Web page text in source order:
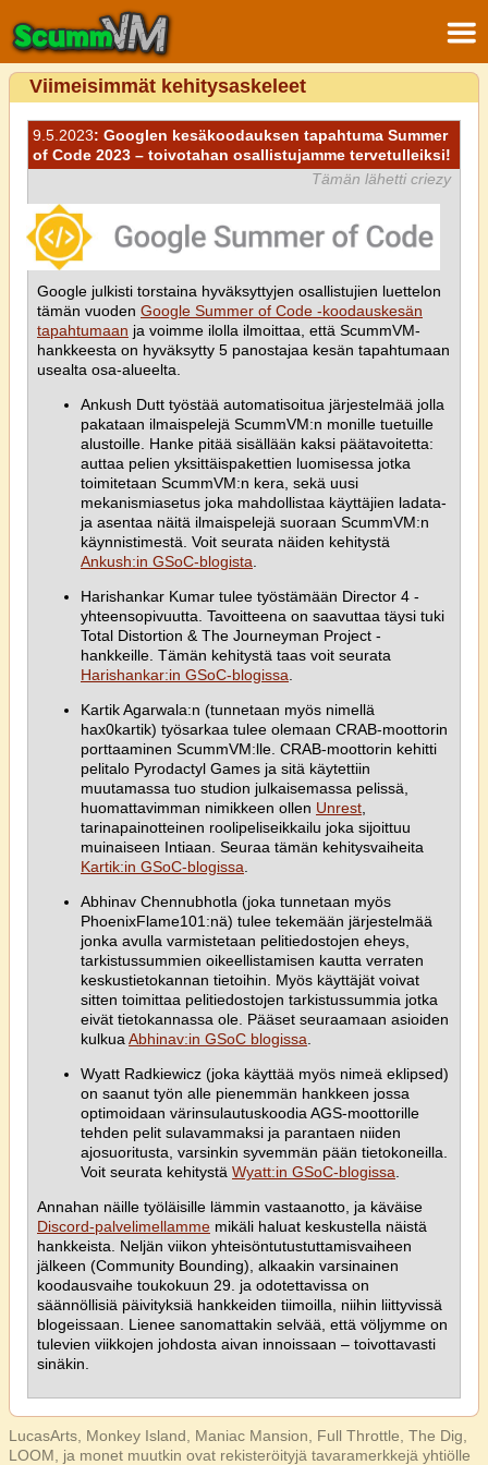
Viimeisimmät kehitysaskeleet
9.5.2023: Googlen kesäkoodauksen tapahtuma Summer
of Code 2023 – toivotahan osallistujamme tervetulleiksi!
Tämän lähetti criezy
Google julkisti torstaina hyväksyttyjen osallistujien luettelon
tämän vuoden Google Summer of Code -koodauskesän
tapahtumaan ja voimme ilolla ilmoittaa, että ScummVM-
hankkeesta on hyväksytty 5 panostajaa kesän tapahtumaan
usealta osa-alueelta.
Ankush Dutt työstää automatisoitua järjestelmää jolla
pakataan ilmaispelejä ScummVM:n monille tuetuille
alustoille. Hanke pitää sisällään kaksi päätavoitetta:
auttaa pelien yksittäispakettien luomisessa jotka
toimitetaan ScummVM:n kera, sekä uusi
mekanismiasetus joka mahdollistaa käyttäjien ladata-
ja asentaa näitä ilmaispelejä suoraan ScummVM:n
käynnistimestä. Voit seurata näiden kehitystä
Ankush:in GSoC-blogista
Harishankar Kumar tulee työstämään Director 4 -
yhteensopivuutta. Tavoitteena on saavuttaa täysi tuki
Total Distortion & The Journeyman Project -
hankkeille. Tämän kehitystä taas voit seurata
Harishankar:in GSoC-blogissa
Kartik Agarwala:n (tunnetaan myös nimellä
hax0kartik) työsarkaa tulee olemaan CRAB-moottorin
porttaaminen ScummVM:lle. CRAB-moottorin kehitti
pelitalo Pyrodactyl Games ja sitä käytettiin
muutamassa tuo studion julkaisemassa pelissä,
huomattavimman nimikkeen ollen Unrest
tarinapainotteinen roolipeliseikkailu joka sijoittuu
muinaiseen Intiaan. Seuraa tämän kehitysvaiheita
Kartik:in GSoC-blogissa
Abhinav Chennubhotla (joka tunnetaan myös
PhoenixFlame101:nä) tulee tekemään järjestelmää
jonka avulla varmistetaan pelitiedostojen eheys,
tarkistussummien oikeellistamisen kautta verraten
keskustietokannan tietoihin. Myös käyttäjät voivat
sitten toimittaa pelitiedostojen tarkistussummia jotka
eivät tietokannassa ole. Pääset seuraamaan asioiden
kulkua Abhinav:in GSoC blogissa
Wyatt Radkiewicz (joka käyttää myös nimeä eklipsed)
on saanut työn alle pienemmän hankkeen jossa
optimoidaan värinsulautuskoodia AGS-moottorille
tehden pelit sulavammaksi ja parantaen niiden
ajosuoritusta, varsinkin syvemmän pään tietokoneilla.
Voit seurata kehitystä Wyatt:in GSoC-blogissa
Annahan näille työläisille lämmin vastaanotto, ja käväise
Discord-palvelimellamme mikäli haluat keskustella näistä
hankkeista. Neljän viikon yhteisöntutustuttamisvaiheen
jälkeen (Community Bounding), alkaakin varsinainen
koodausvaihe toukokuun 29. ja odotettavissa on
säännöllisiä päivityksiä hankkeiden tiimoilla, niihin liittyvissä
blogeissaan. Lienee sanomattakin selvää, että völjymme on
tulevien viikkojen johdosta aivan innoissaan – toivottavasti
sinäkin.
LucasArts, Monkey Island, Maniac Mansion, Full Throttle, The Dig,
LOOM, ja monet muutkin ovat rekisteröityjä tavaramerkkejä yhtiölle